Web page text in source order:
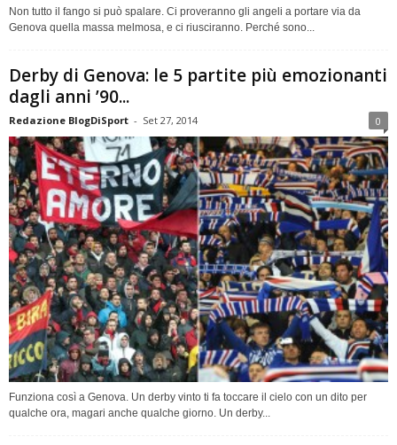
Non tutto il fango si può spalare. Ci proveranno gli angeli a portare via da
Genova quella massa melmosa, e ci riusciranno. Perché sono...
Derby di Genova: le 5 partite più emozionanti
dagli anni ’90...
Redazione BlogDiSport - Set 27, 2014 0
Funziona così a Genova. Un derby vinto ti fa toccare il cielo con un dito per
qualche ora, magari anche qualche giorno. Un derby...